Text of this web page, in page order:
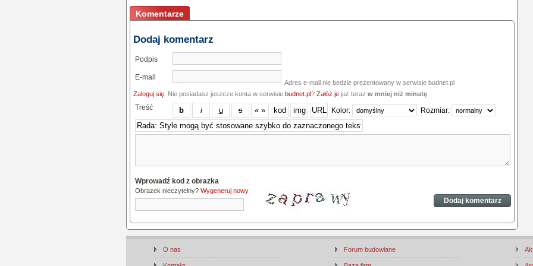
Komentarze
Dodaj komentarz
Podpis
E-mail
Adres e-mail nie bedzie prezentowany w serwisie budnet.pl
Zaloguj się . Nie posiadasz jeszcze konta w serwisie budnet.pl? Załóż je już teraz w mniej niż minutę
Treść Kolor: Rozmiar:
Wprowadź kod z obrazka
Obrazek nieczytelny? Wygeneruj nowy
O nas Forum budowlane